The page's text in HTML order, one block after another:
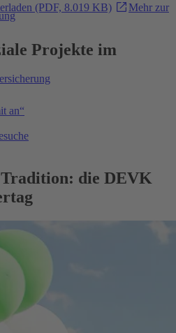
(PDF, 8.019 KB)
Mehr zur
Projekte im
an“
die DEVK